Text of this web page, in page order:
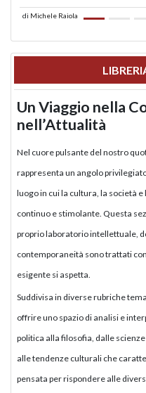
di Michele Raiola
Un Viaggio nella
nell’Attualità
Nel cuore pulsante del nostro
rappresenta un angolo
luogo in cui la cultura, la società
continuo e stimolante. Questa
proprio laboratorio intellettuale,
contemporaneità sono trattati
esigente si aspetta.
Suddivisa in diverse rubriche
offrire uno spazio di analisi e
politica alla filosofia, dalle
alle tendenze culturali che
pensata per rispondere alle